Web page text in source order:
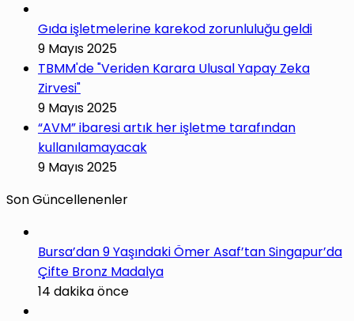
Gıda işletmelerine karekod zorunluluğu geldi
9 Mayıs 2025
TBMM'de "Veriden Karara Ulusal Yapay Zeka
Zirvesi"
9 Mayıs 2025
“AVM” ibaresi artık her işletme tarafından
kullanılamayacak
9 Mayıs 2025
Son Güncellenenler
Bursa’dan 9 Yaşındaki Ömer Asaf’tan Singapur’da
Çifte Bronz Madalya
14 dakika önce